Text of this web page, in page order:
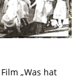
„Was hat